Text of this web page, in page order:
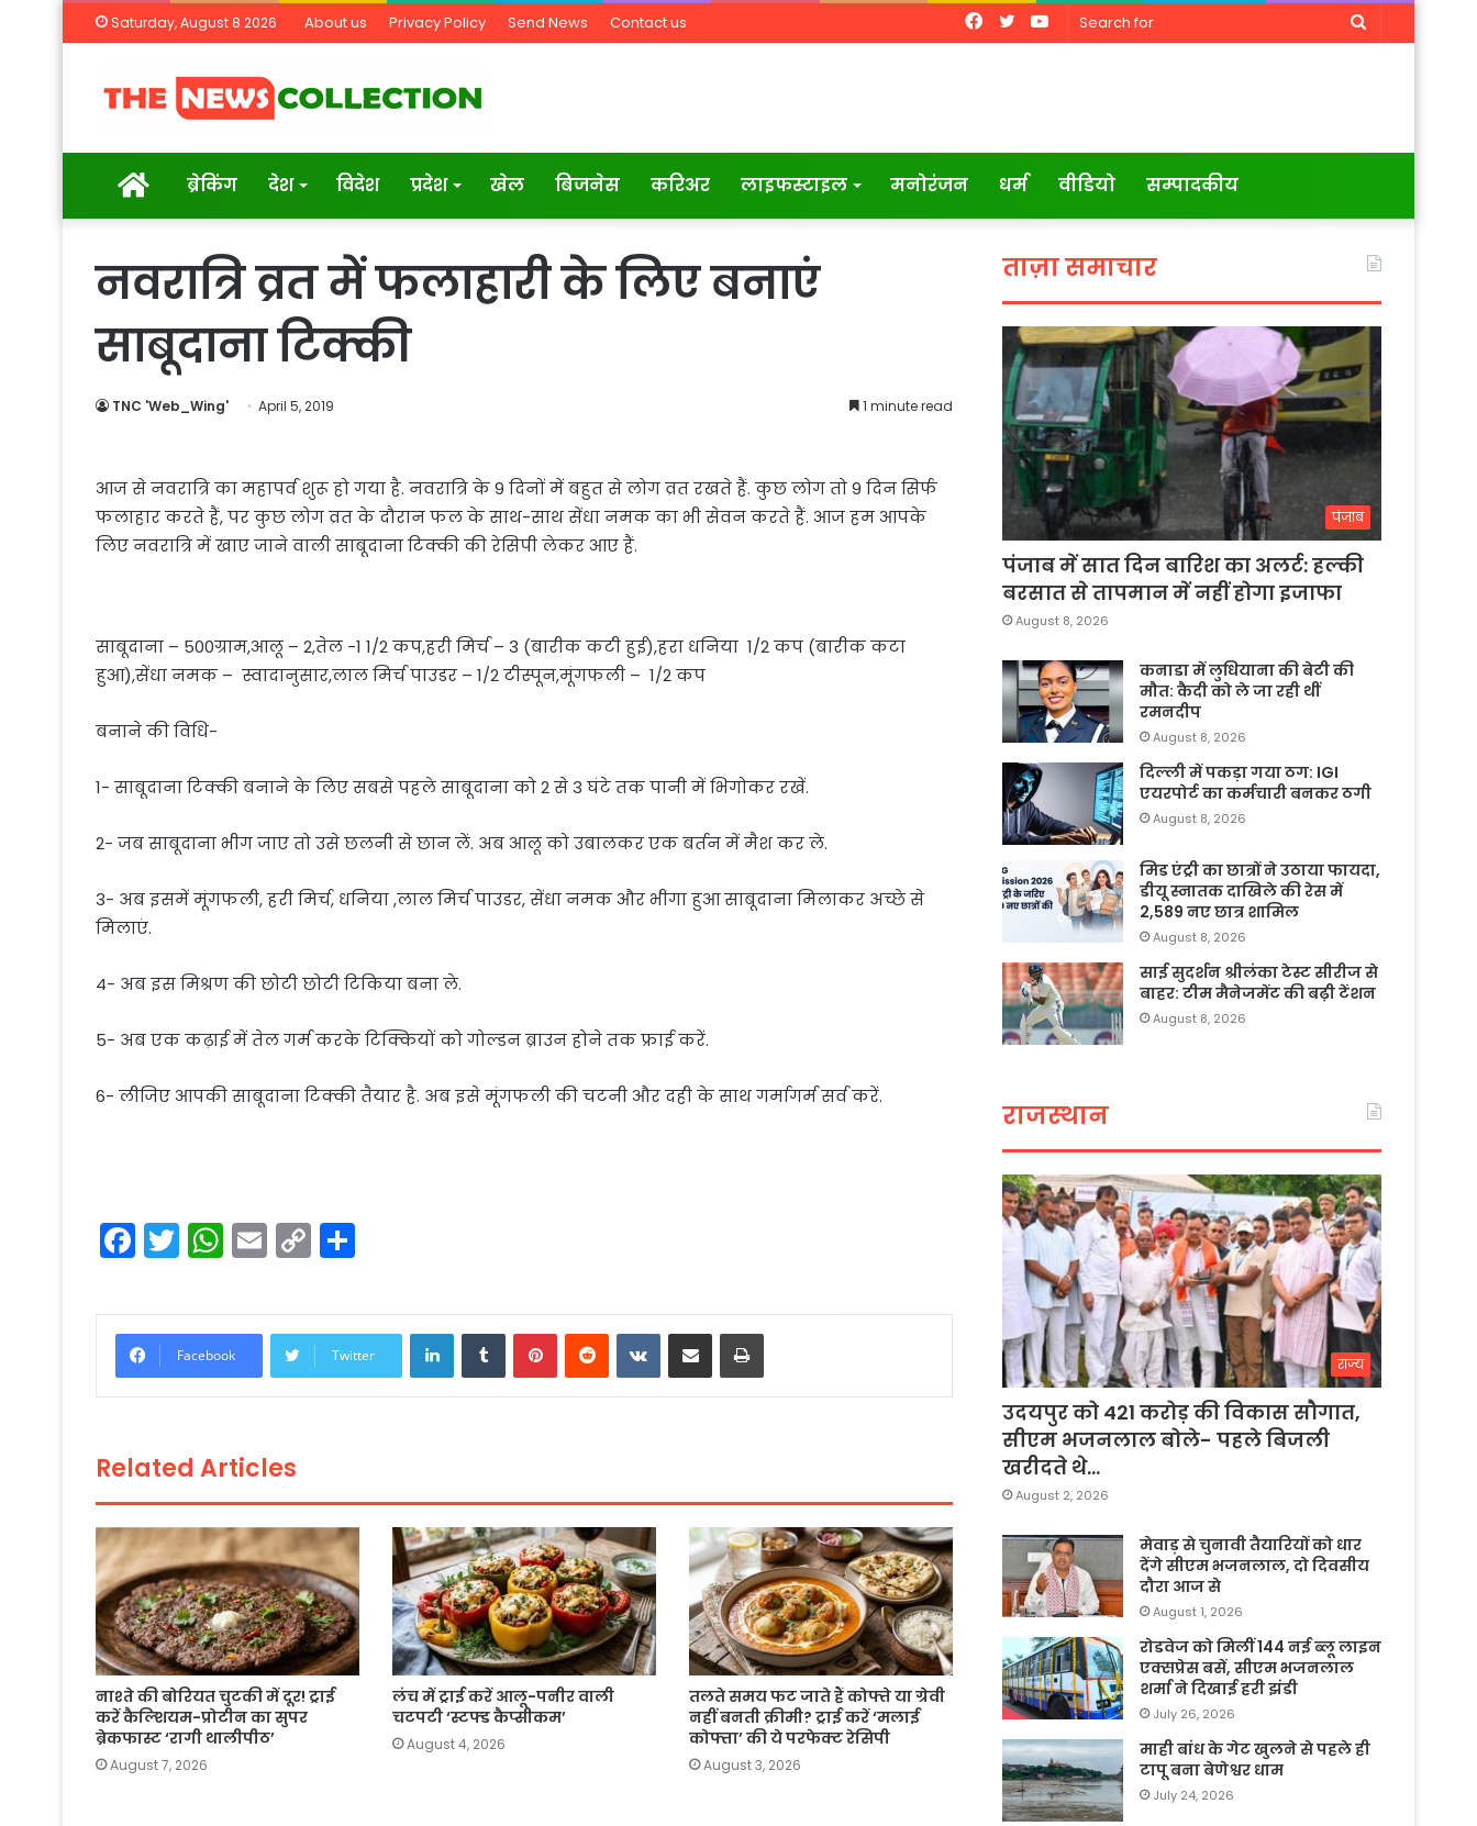
Saturday, August 8 2026 About us Privacy Policy Send News Contact us
Search
YouTube
Twitter
Facebook
Homeब्रेकिंग देश विदेश प्रदेश खेल बिजनेस करिअर लाइफस्टाइल मनोरंजन धर्म वीडियो सम्पादकीय
नवरात्रि व्रत में फलाहारी के लिए बनाएं
साबूदाना टिक्की
TNC 'Web_Wing' April 5, 2019 1 minute read
आज से नवरात्रि का महापर्व शुरू हो गया है. नवरात्रि के 9 दिनों में बहुत से लोग व्रत रखते हैं. कुछ लोग तो 9 दिन सिर्फ
फलाहार करते हैं, पर कुछ लोग व्रत के दौरान फल के साथ-साथ सेंधा नमक का भी सेवन करते हैं. आज हम आपके
लिए नवरात्रि में खाए जाने वाली साबूदाना टिक्की की रेसिपी लेकर आए हैं.
साबूदाना – 500ग्राम,आलू – 2,तेल -1 1/2 कप,हरी मिर्च – 3 (बारीक कटी हुई),हरा धनिया 1/2 कप (बारीक कटा
हुआ),सेंधा नमक – स्वादानुसार,लाल मिर्च पाउडर – 1/2 टीस्पून,मूंगफली – 1/2 कप
बनाने की विधि-
1- साबूदाना टिक्की बनाने के लिए सबसे पहले साबूदाना को 2 से 3 घंटे तक पानी में भिगोकर रखें.
2- जब साबूदाना भीग जाए तो उसे छलनी से छान लें. अब आलू को उबालकर एक बर्तन में मैश कर ले.
3- अब इसमें मूंगफली, हरी मिर्च, धनिया ,लाल मिर्च पाउडर, सेंधा नमक और भीगा हुआ साबूदाना मिलाकर अच्छे से
मिलाएं.
4- अब इस मिश्रण की छोटी छोटी टिकिया बना ले.
5- अब एक कढ़ाई में तेल गर्म करके टिक्कियों को गोल्डन ब्राउन होने तक फ्राई करें.
6- लीजिए आपकी साबूदाना टिक्की तैयार है. अब इसे मूंगफली की चटनी और दही के साथ गर्मागर्म सर्व करें.
F
a
c
e
b
o
k
T
w
itt
er
W
h
a
ts
A
p
E
m
ai
l
C
o
p
y
Li
ar
e
Facebook Twitter
LinkedInTumblrPinterestReddit VKontakte
Share via Email Print
Related Articles
नाश्ते की बोरियत चुटकी में दूर! ट्राई
करें कैल्शियम-प्रोटीन का सुपर
ब्रेकफास्ट ‘रागी थालीपीठ’
August 7, 2026
लंच में ट्राई करें आलू-पनीर वाली
चटपटी ‘स्टफ्ड कैप्सीकम’
August 4, 2026
तलते समय फट जाते हैं कोफ्ते या ग्रेवी
नहीं बनती क्रीमी? ट्राई करें ‘मलाई
कोफ्ता’ की ये परफेक्ट रेसिपी
August 3, 2026
ताज़ा समाचार
पंजाब
पंजाब में सात दिन बारिश का अलर्ट: हल्की
बरसात से तापमान में नहीं होगा इजाफा
August 8, 2026
कनाडा में लुधियाना की बेटी की
माैत: कैदी को ले जा रही थीं
रमनदीप
August 8, 2026
दिल्ली में पकड़ा गया ठग: IGI
एयरपोर्ट का कर्मचारी बनकर ठगी
August 8, 2026
मिड एंट्री का छात्रों ने उठाया फायदा,
डीयू स्नातक दाखिले की रेस में
2,589 नए छात्र शामिल
August 8, 2026
साई सुदर्शन श्रीलंका टेस्ट सीरीज से
बाहर: टीम मैनेजमेंट की बढ़ी टेंशन
August 8, 2026
राजस्थान
राज्य
उदयपुर को 421 करोड़ की विकास सौगात,
सीएम भजनलाल बोले- पहले बिजली
खरीदते थे…
August 2, 2026
मेवाड़ से चुनावी तैयारियों को धार
देंगे सीएम भजनलाल, दो दिवसीय
दौरा आज से
August 1, 2026
रोडवेज को मिलीं 144 नई ब्लू लाइन
एक्सप्रेस बसें, सीएम भजनलाल
शर्मा ने दिखाई हरी झंडी
July 26, 2026
माही बांध के गेट खुलने से पहले ही
टापू बना बेणेश्वर धाम
July 24, 2026